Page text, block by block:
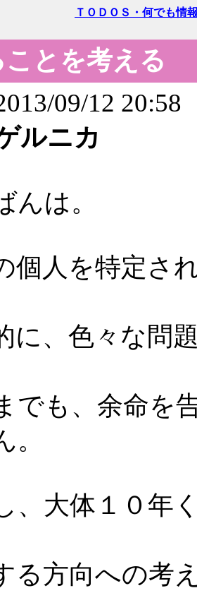
ＴＯＤＯＳ・何でも情
とを考える
09/12 20:58
ルニカ
んは。
個人を特定さ
に、色々な問
でも、余命を
。
、大体１０年
る方向への考